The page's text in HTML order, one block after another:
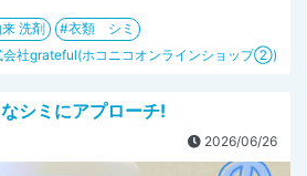
洗剤
衣類 シミ
会社grateful(ホコニコオンラインショップ②)
シミにアプローチ!
2026/06/26